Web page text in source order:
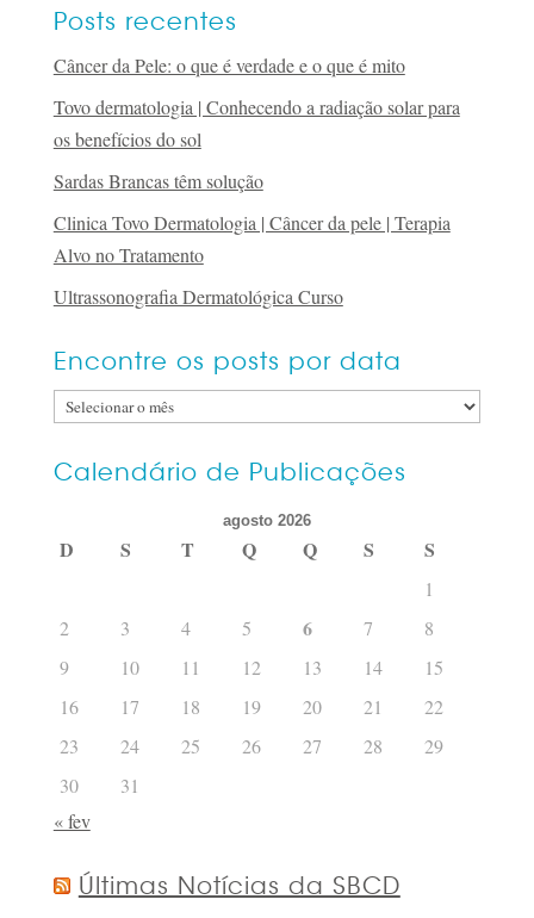
Posts recentes
Câncer da Pele: o que é verdade e o que é mito
Tovo dermatologia | Conhecendo a radiação solar para
os benefícios do sol
Sardas Brancas têm solução
Clinica Tovo Dermatologia | Câncer da pele | Terapia
Alvo no Tratamento
Ultrassonografia Dermatológica Curso
Encontre os posts por data
Encontre
posts
Calendário de Publicações
agosto 2026
D S T Q Q S S
1
2
3 4 5 6 7
8
9
10 11 12 13 14
15
16
17 18 19 20 21
22
23
24 25 26 27 28
29
30
31
« fev
Últimas Notícias da SBCD